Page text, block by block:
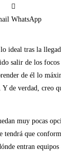
WhatsApp
ideal tras la
salir de los
de él lo
de verdad, creo
muy pocas
tendrá que
entran